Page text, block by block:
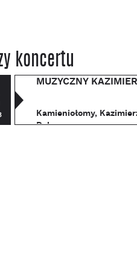
koncertu
MUZYCZNY
Kamieniołomy,
Dolny